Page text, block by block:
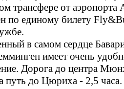
трансфере от аэропорта
по единому билету
в самом сердце
имеет очень
Дорога до центра
путь до Цюриха - 2,5 часа.